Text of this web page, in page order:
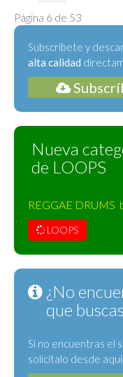
Página 6 de 53
Subscríbete y
alta calidad
Nueva
de LOOPS
REGGAE DRUMS
LOOPS
¿No
que
Si no encuentras el
solicítalo desde